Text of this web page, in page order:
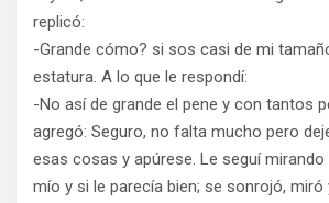
replicó:
-Grande cómo? si sos casi de mi
estatura. A lo que le respondí:
-No así de grande el pene y con tantos
agregó: Seguro, no falta mucho pero
esas cosas y apúrese. Le seguí mirando
mío y si le parecía bien; se sonrojó, miró